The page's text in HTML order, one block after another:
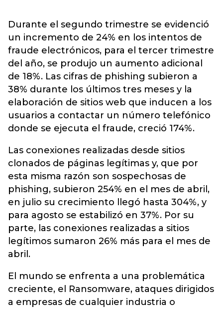
Durante el segundo trimestre se evidenció
un incremento de 24% en los intentos de
fraude electrónicos, para el tercer trimestre
del año, se produjo un aumento adicional
de 18%. Las cifras de phishing subieron a
38% durante los últimos tres meses y la
elaboración de sitios web que inducen a los
usuarios a contactar un número telefónico
donde se ejecuta el fraude, creció 174%.
Las conexiones realizadas desde sitios
clonados de páginas legítimas y, que por
esta misma razón son sospechosas de
phishing, subieron 254% en el mes de abril,
en julio su crecimiento llegó hasta 304%, y
para agosto se estabilizó en 37%. Por su
parte, las conexiones realizadas a sitios
legítimos sumaron 26% más para el mes de
abril.
El mundo se enfrenta a una problemática
creciente, el Ransomware, ataques dirigidos
a empresas de cualquier industria o